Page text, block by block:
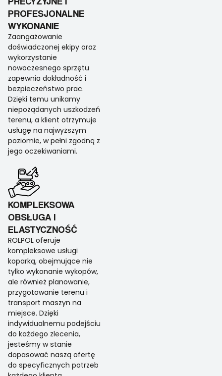
PROFESJONALNE
WYKONANIE
Zaangażowanie
doświadczonej ekipy oraz
wykorzystanie
nowoczesnego sprzętu
zapewnia dokładność i
bezpieczeństwo prac.
Dzięki temu unikamy
niepożądanych uszkodzeń
terenu, a klient otrzymuje
usługę na najwyższym
poziomie, w pełni zgodną z
jego oczekiwaniami.
KOMPLEKSOWA
OBSŁUGA I
ELASTYCZNOŚĆ
ROLPOL oferuje
kompleksowe usługi
koparką, obejmujące nie
tylko wykonanie wykopów,
ale również planowanie,
przygotowanie terenu i
transport maszyn na
miejsce. Dzięki
indywidualnemu podejściu
do każdego zlecenia,
jesteśmy w stanie
dopasować naszą ofertę
do specyficznych potrzeb